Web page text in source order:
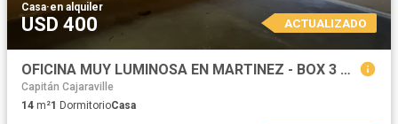
Casa·en alquiler
USD 400 ACTUALIZADO
OFICINA MUY LUMINOSA EN MARTINEZ - BOX 3 DE 6
Capitán Cajaraville
14 m²1 DormitorioCasa